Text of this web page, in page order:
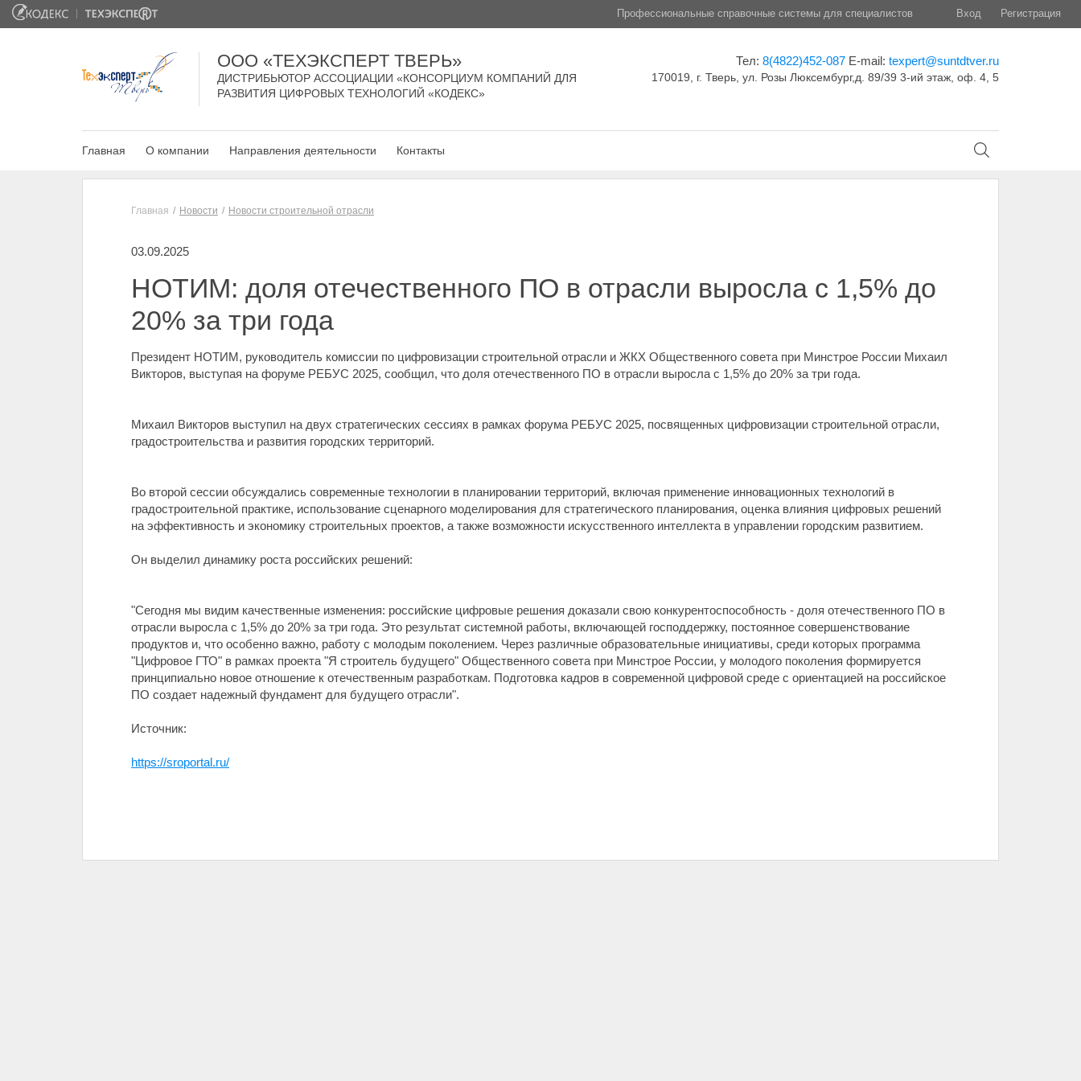
Профессиональные справочные системы для специалистов Вход Регистрация
ООО «ТЕХЭКСПЕРТ ТВЕРЬ»
ДИСТРИБЬЮТОР АССОЦИАЦИИ «КОНСОРЦИУМ КОМПАНИЙ ДЛЯ
РАЗВИТИЯ ЦИФРОВЫХ ТЕХНОЛОГИЙ «КОДЕКС»
Тел: 8(4822)452-087 E-mail: texpert@suntdtver.ru
170019, г. Тверь, ул. Розы Люксембург,д. 89/39 3-ий этаж, оф. 4, 5
Главная О компании Направления деятельности Контакты
Главная Новости Новости строительной отрасли
03.09.2025
НОТИМ: доля отечественного ПО в отрасли выросла с 1,5% до
20% за три года
Президент НОТИМ, руководитель комиссии по цифровизации строительной отрасли и ЖКХ Общественного совета при Минстрое России Михаил
Викторов, выступая на форуме РЕБУС 2025, сообщил, что доля отечественного ПО в отрасли выросла с 1,5% до 20% за три года.
Михаил Викторов выступил на двух стратегических сессиях в рамках форума РЕБУС 2025, посвященных цифровизации строительной отрасли,
градостроительства и развития городских территорий.
Во второй сессии обсуждались современные технологии в планировании территорий, включая применение инновационных технологий в
градостроительной практике, использование сценарного моделирования для стратегического планирования, оценка влияния цифровых решений
на эффективность и экономику строительных проектов, а также возможности искусственного интеллекта в управлении городским развитием.
Он выделил динамику роста российских решений:
"Сегодня мы видим качественные изменения: российские цифровые решения доказали свою конкурентоспособность - доля отечественного ПО в
отрасли выросла с 1,5% до 20% за три года. Это результат системной работы, включающей господдержку, постоянное совершенствование
продуктов и, что особенно важно, работу с молодым поколением. Через различные образовательные инициативы, среди которых программа
"Цифровое ГТО" в рамках проекта "Я строитель будущего" Общественного совета при Минстрое России, у молодого поколения формируется
принципиально новое отношение к отечественным разработкам. Подготовка кадров в современной цифровой среде с ориентацией на российское
ПО создает надежный фундамент для будущего отрасли".
Источник:
https://sroportal.ru/